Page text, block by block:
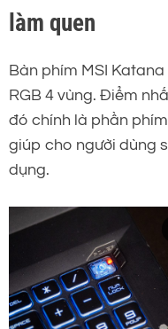
làm quen
Bàn phím MSI
RGB 4 vùng. Điểm
đó chính là phần
giúp cho người dùng
dụng.